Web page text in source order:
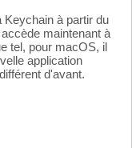
à partir du
maintenant à
tel, pour macOS, il
application
d'avant.